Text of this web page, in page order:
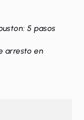
5 pasos
arresto en